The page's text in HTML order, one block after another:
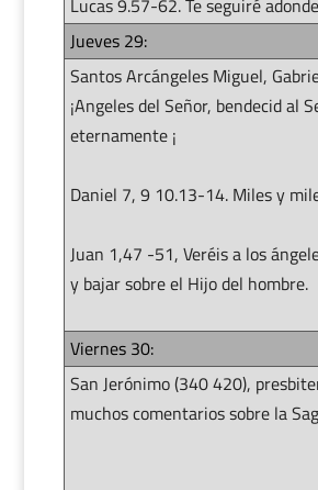
Jueves 29:
Santos Arcángeles Miguel,
¡Angeles del Señor, bendecid al
eternamente ¡
Daniel 7, 9 10.13-14. Miles y
Juan 1,47 -51, Veréis a los
y bajar sobre el Hijo del hombre.
Viernes 30:
San Jerónimo (340 420),
muchos comentarios sobre la